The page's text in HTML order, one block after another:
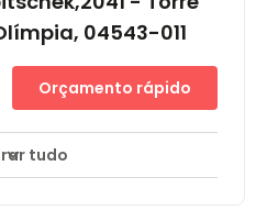
04543-011
Elevador
Orçamento rápido
tudo